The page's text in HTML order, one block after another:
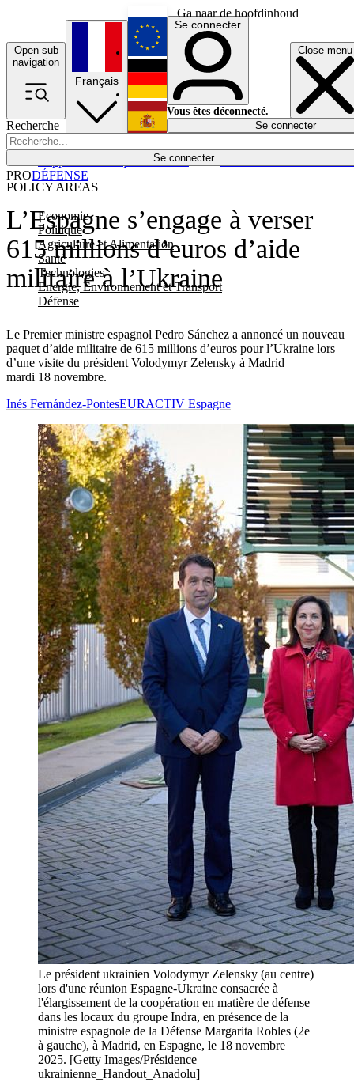
Ga naar de hoofdinhoud
Open sub
navigation
Close menu
Recherche
Se connecter
POLICY AREAS
Economie
Politique
Agriculture et Alimentation
Santé
Technologies
Energie, Environnement et Transport
Défense
Économie
Français
English
Deutsch
Español
Se connecter
Vous êtes déconnecté.
Se connecter
L’Espagne s’engage à verser
615 millions d’euros d’aide
militaire à l’Ukraine
Le Premier ministre espagnol Pedro Sánchez a annoncé un nouveau
paquet d’aide militaire de 615 millions d’euros pour l’Ukraine lors
d’une visite du président Volodymyr Zelensky à Madrid
mardi 18 novembre.
PRODÉFENSE
Inés Fernández-PontesEURACTIV Espagne
Le président ukrainien Volodymyr Zelensky (au centre)
lors d'une réunion Espagne-Ukraine consacrée à
l'élargissement de la coopération en matière de défense
dans les locaux du groupe Indra, en présence de la
ministre espagnole de la Défense Margarita Robles (2e
à gauche), à Madrid, en Espagne, le 18 novembre
2025. [Getty Images/Présidence
ukrainienne_Handout_Anadolu]